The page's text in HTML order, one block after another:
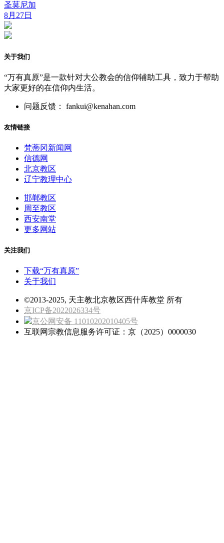
圣莫尼加
8月27日
关于我们
“万有真原”是一款针对大公教会的信仰辅助工具，致力于帮助
大家更好的在信仰内生活。
问题反馈： fankui@kenahan.com
友情链接
梵蒂冈新闻网
信德网
北京教区
辽宁教理中心
邯郸教区
周至教区
西安南堂
更多网站
关注我们
下载“万有真原”
关于我们
©2013-2025, 天主教北京教区西什库教堂 所有
京ICP备2022026334号
京公网安备 11010202010405号
互联网宗教信息服务许可证：京（2025）0000030